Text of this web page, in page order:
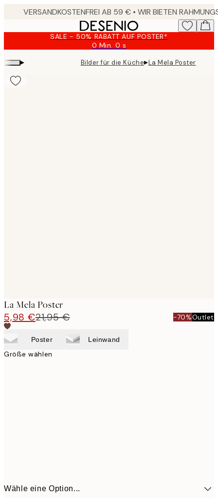
SALE - 50% RABATT AUF POSTER*
0 Min. 0 s
Gültig
bis:
2026-
▸ Bilder für die Küche▸La Mela Poster
La Mela Poster
5,98 €21,95 € -70%Outlet
Poster Leinwand
Größe wählen
Wähle eine Option...